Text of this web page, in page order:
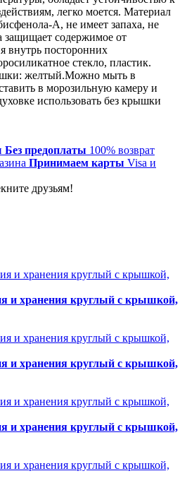
легко моется. Материал
А, не имеет запаха, не
содержимое от
внутрь посторонних
стекло, пластик.
желтый.Можно мыть в
в морозильную камеру и
использовать без крышки
Без предоплаты 100% возврат
Принимаем карты Visa и
друзьям!
и хранения круглый с крышкой,
и хранения круглый с крышкой,
и хранения круглый с крышкой,